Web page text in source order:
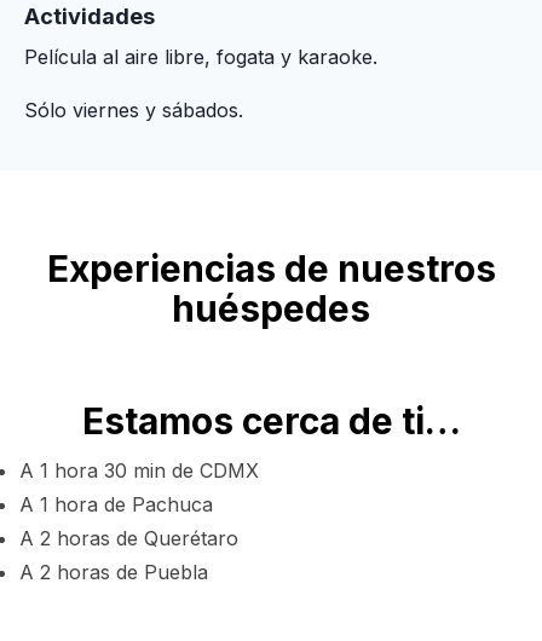
Actividades
Película al aire libre, fogata y karaoke.
Sólo viernes y sábados.
Experiencias de nuestros
huéspedes
Estamos cerca de ti…
A 1 hora 30 min de CDMX
A 1 hora de Pachuca
A 2 horas de Querétaro
A 2 horas de Puebla